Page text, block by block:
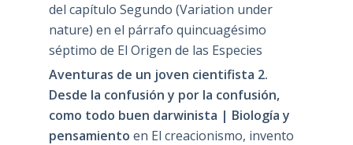
del capítulo Segundo (Variation under
nature) en el párrafo quincuagésimo
séptimo de El Origen de las Especies
Aventuras de un joven cientifista 2.
Desde la confusión y por la confusión,
como todo buen darwinista | Biología y
pensamiento en El creacionismo, invento